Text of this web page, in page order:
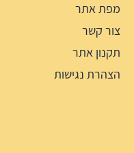
מפת אתר
צור קשר
תקנון אתר
הצהרת נגישות